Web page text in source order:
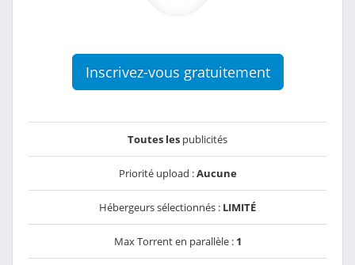
Inscrivez-vous gratuitement
Toutes les publicités
Priorité upload :Aucune
Hébergeurs sélectionnés : LIMITÉ
Max Torrent en parallèle : 1